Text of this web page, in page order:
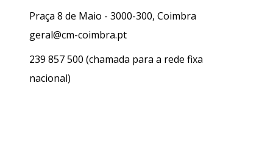
Praça 8 de Maio - 3000-300, Coimbra
geral@cm-coimbra.pt
239 857 500 (chamada para a rede fixa
nacional)